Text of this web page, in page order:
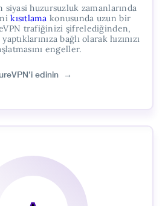
huzursuzluk zamanlarında
kısıtlama konusunda uzun bir
trafiğinizi şifrelediğinden,
bağlı olarak hızınızı
engeller.
edinin →